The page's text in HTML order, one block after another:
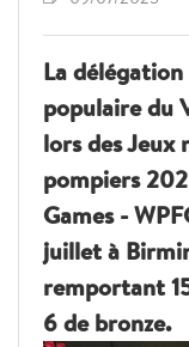
La
populaire du
lors des Jeux
pompiers
Games -
juillet à
remportant
6 de bronze.